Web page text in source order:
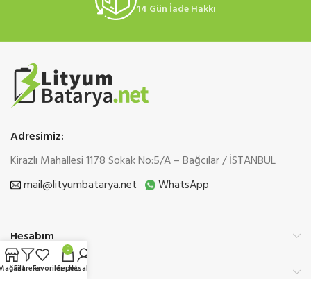
14 Gün İade Hakkı
Adresimiz:
Kirazlı Mahallesi 1178 Sokak No:5/A – Bağcılar / İSTANBUL
mail@lityumbatarya.net
WhatsApp
Hesabım
Kurumsal
FiltrelerFavoriler
0
SepetHesabım